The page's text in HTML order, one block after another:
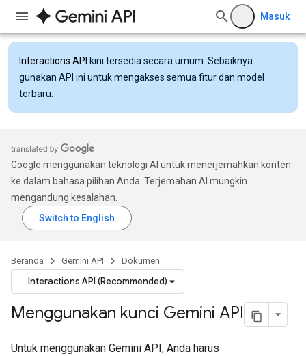
Masuk
Interactions API kini tersedia secara umum. Sebaiknya
gunakan API ini untuk mengakses semua fitur dan model
terbaru.
Google menggunakan teknologi AI untuk menerjemahkan konten
ke dalam bahasa pilihan Anda. Terjemahan AI mungkin
mengandung kesalahan.
Beranda Gemini API Dokumen
Interactions API (Recommended)
Menggunakan kunci Gemini API
Untuk menggunakan Gemini API, Anda harus